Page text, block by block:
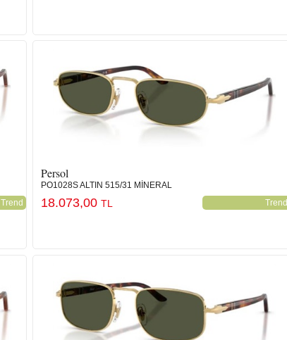
Trend
Persol
PO1028S ALTIN 515/31 MİNERAL
Trend
18.073,00 TL